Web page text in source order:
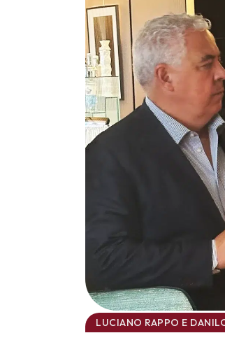
LUCIANO RAPPO E